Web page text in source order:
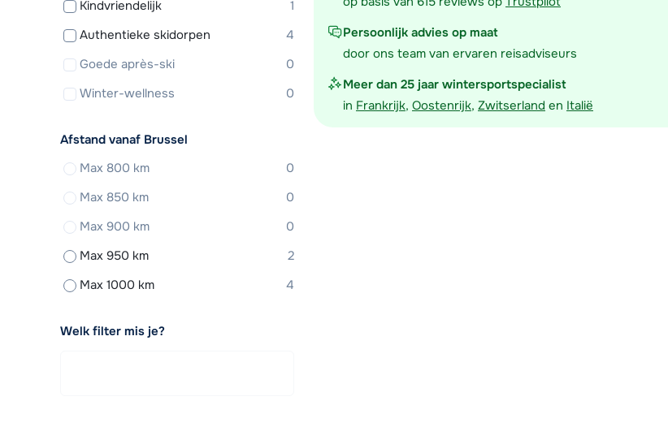
Persoonlijk advies op maat
door ons team van ervaren reisadviseurs
Meer dan 25 jaar wintersportspecialist
in Frankrijk, Oostenrijk, Zwitserland en Italië
Kindvriendelijk
1
Authentieke skidorpen
4
Goede après-ski
0
Winter-wellness
0
Afstand vanaf Brussel
Max 800 km
0
Max 850 km
0
Max 900 km
0
Max 950 km
2
Max 1000 km
4
Welk filter mis je?